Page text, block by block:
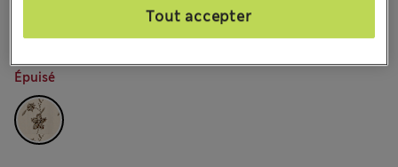
41 les commentaires reçus
Épuisé
Tout accepter